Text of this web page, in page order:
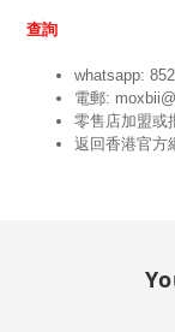
查詢
whatsapp:
電郵:
零售店加盟或
返回香港官方